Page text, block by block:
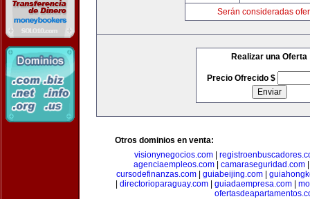
Serán consideradas
Realizar una Oferta
Precio Ofrecido $
Otros dominios en venta:
visionynegocios.com|
agenciaempleos.com| camaraseguridad.com
cursodefinanzas.com| guiabeijing.com|
directorioparaguay.com| guiadaempresa.com|